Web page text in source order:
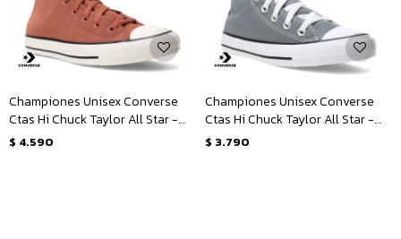
Championes Unisex Converse
Ctas Hi Chuck Taylor All Star -
Marrón - Blanco
$ 4.590
Championes Unisex Converse
Ctas Hi Chuck Taylor All Star -
Gris
$ 3.790